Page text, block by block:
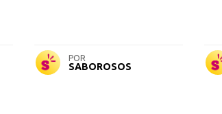
POR
SABOROSOS